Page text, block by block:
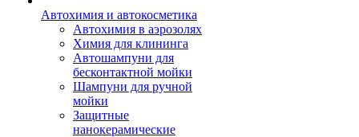
Автохимия и автокосметика
Автохимия в аэрозолях
Химия для клининга
Автошампуни для
бесконтактной мойки
Шампуни для ручной
мойки
Защитные
нанокерамические